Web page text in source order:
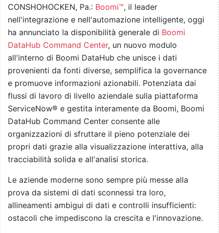
CONSHOHOCKEN, Pa.: Boomi™, il leader
nell'integrazione e nell'automazione intelligente, oggi
ha annunciato la disponibilità generale di Boomi
DataHub Command Center, un nuovo modulo
all'interno di Boomi DataHub che unisce i dati
provenienti da fonti diverse, semplifica la governance
e promuove informazioni azionabili. Potenziata dai
flussi di lavoro di livello aziendale sulla piattaforma
ServiceNow® e gestita interamente da Boomi, Boomi
DataHub Command Center consente alle
organizzazioni di sfruttare il pieno potenziale dei
propri dati grazie alla visualizzazione interattiva, alla
tracciabilità solida e all'analisi storica.
Le aziende moderne sono sempre più messe alla
prova da sistemi di dati sconnessi tra loro,
allineamenti ambigui di dati e controlli insufficienti:
ostacoli che impediscono la crescita e l'innovazione.